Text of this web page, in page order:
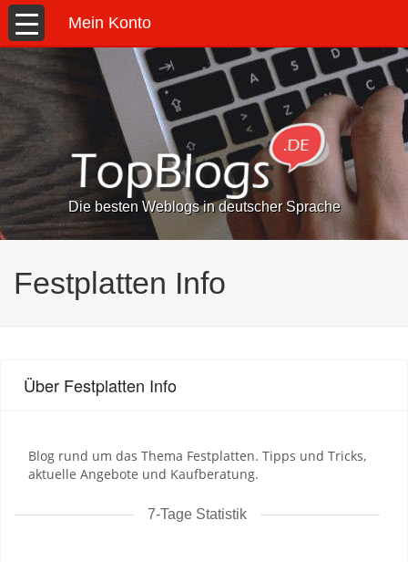
Mein Konto
Die besten Weblogs in deutscher Sprache
Festplatten Info
Über Festplatten Info
Blog rund um das Thema Festplatten. Tipps und Tricks,
aktuelle Angebote und Kaufberatung.
7-Tage Statistik